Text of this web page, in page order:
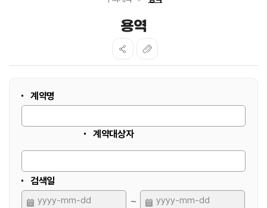
용역
계약명
계약대상자
검색일
시작 날짜
~ 마지막 날짜